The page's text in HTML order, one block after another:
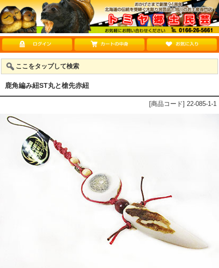
ここをタップして検索
鹿角編み紐ST丸と槍先赤紐
[商品コード] 22-085-1-1